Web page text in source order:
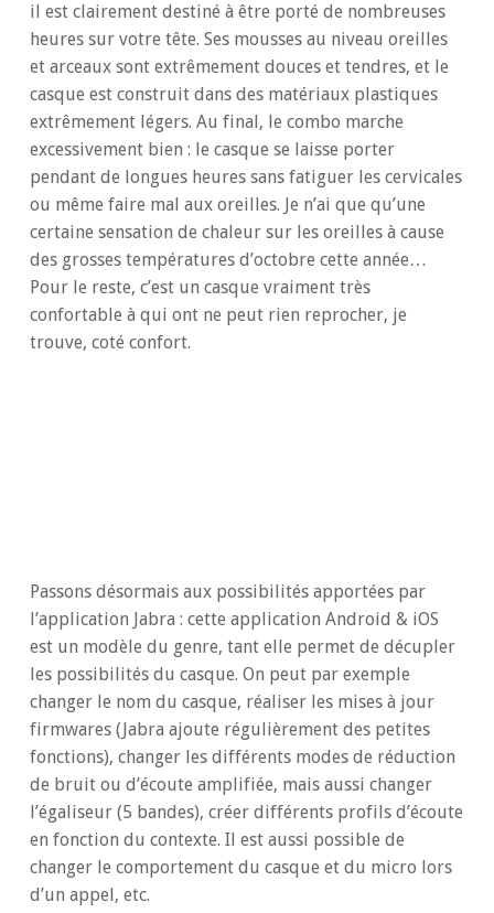
il est clairement destiné à être porté de nombreuses
heures sur votre tête. Ses mousses au niveau oreilles
et arceaux sont extrêmement douces et tendres, et le
casque est construit dans des matériaux plastiques
extrêmement légers. Au final, le combo marche
excessivement bien : le casque se laisse porter
pendant de longues heures sans fatiguer les cervicales
ou même faire mal aux oreilles. Je n’ai que qu’une
certaine sensation de chaleur sur les oreilles à cause
des grosses températures d’octobre cette année…
Pour le reste, c’est un casque vraiment très
confortable à qui ont ne peut rien reprocher, je
trouve, coté confort.
Passons désormais aux possibilités apportées par
l’application Jabra : cette application Android & iOS
est un modèle du genre, tant elle permet de décupler
les possibilités du casque. On peut par exemple
changer le nom du casque, réaliser les mises à jour
firmwares (Jabra ajoute régulièrement des petites
fonctions), changer les différents modes de réduction
de bruit ou d’écoute amplifiée, mais aussi changer
l’égaliseur (5 bandes), créer différents profils d’écoute
en fonction du contexte. Il est aussi possible de
changer le comportement du casque et du micro lors
d’un appel, etc.